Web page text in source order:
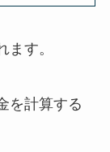
ます。
を計算する